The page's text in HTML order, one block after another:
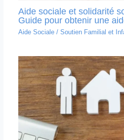
Aide sociale et solidarité
Guide pour obtenir une
Aide Sociale/ Soutien Familial et